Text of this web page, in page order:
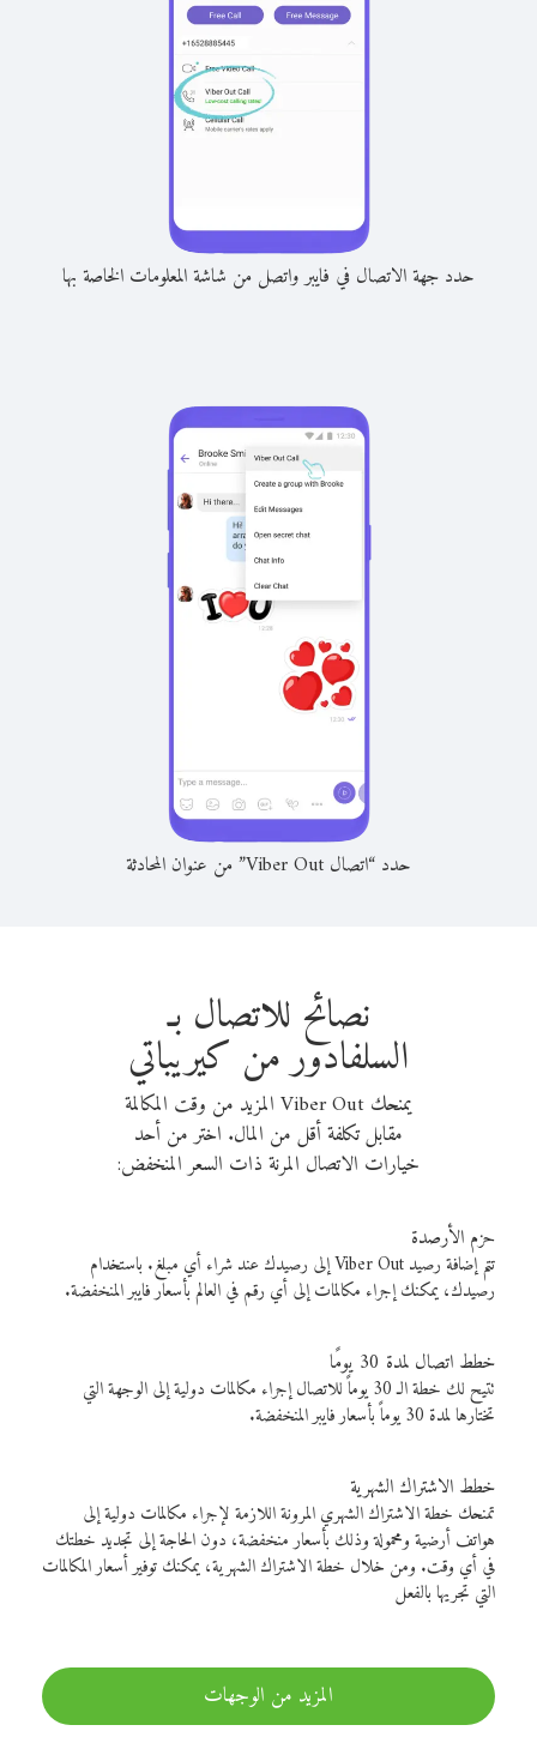
حدد جهة الاتصال في فايبر واتصل من شاشة المعلومات الخاصة بها
حدد “اتصال Viber Out” من عنوان المحادثة
نصائح للاتصال بـ
السلفادور من كيريباتي
يمنحك Viber Out المزيد من وقت المكالمة
مقابل تكلفة أقل من المال. اختر من أحد
خيارات الاتصال المرنة ذات السعر المنخفض:
حزم الأرصدة
تتم إضافة رصيد Viber Out إلى رصيدك عند شراء أي مبلغ. باستخدام
رصيدك، يمكنك إجراء مكالمات إلى أي رقم في العالم بأسعار فايبر المنخفضة.
خطط اتصال لمدة 30 يومًا
تتيح لك خطة الـ 30 يوماً للاتصال إجراء مكالمات دولية إلى الوجهة التي
تختارها لمدة 30 يوماً بأسعار فايبر المنخفضة.
خطط الاشتراك الشهرية
تمنحك خطة الاشتراك الشهري المرونة اللازمة لإجراء مكالمات دولية إلى
هواتف أرضية ومحمولة وذلك بأسعار منخفضة، دون الحاجة إلى تجديد خطتك
في أي وقت. ومن خلال خطة الاشتراك الشهرية، يمكنك توفير أسعار المكالمات
التي تجريها بالفعل
المزيد من الوجهات